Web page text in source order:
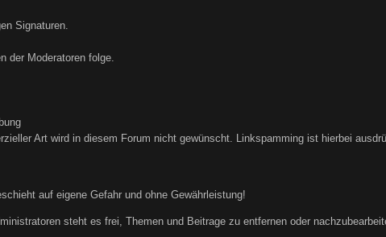
Signaturen.
der Moderatoren folge.
Art wird in diesem Forum nicht gewünscht. Linkspamming ist hierbei
auf eigene Gefahr und ohne Gewährleistung!
steht es frei, Themen und Beitrage zu entfernen oder